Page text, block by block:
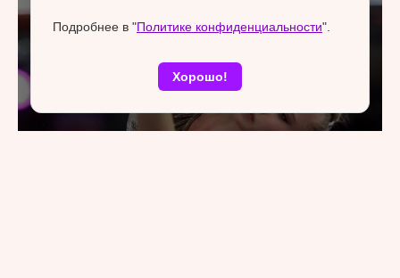
Подробнее в "Политике конфиденциальности".
Хорошо!